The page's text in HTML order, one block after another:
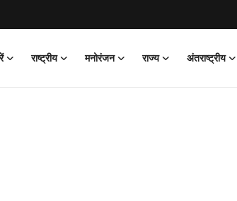
राष्ट्रीय मनोरंजन राज्य अंतराष्ट्रीय